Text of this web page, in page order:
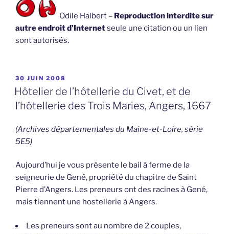
Odile Halbert – Reproduction interdite sur
autre endroit d’Internetseule une citation ou un lien
sont autorisés.
PUBLIÉ
LE
30 JUIN 2008
Hôtelier de l’hôtellerie du Civet, et de
l’hôtellerie des Trois Maries, Angers, 1667
(Archives départementales du Maine-et-Loire, série
5E5)
Aujourd’hui je vous présente le bail à ferme de la
seigneurie de Gené, propriété du chapitre de Saint
Pierre d’Angers. Les preneurs ont des racines à Gené,
mais tiennent une hostellerie à Angers.
Les preneurs sont au nombre de 2 couples,